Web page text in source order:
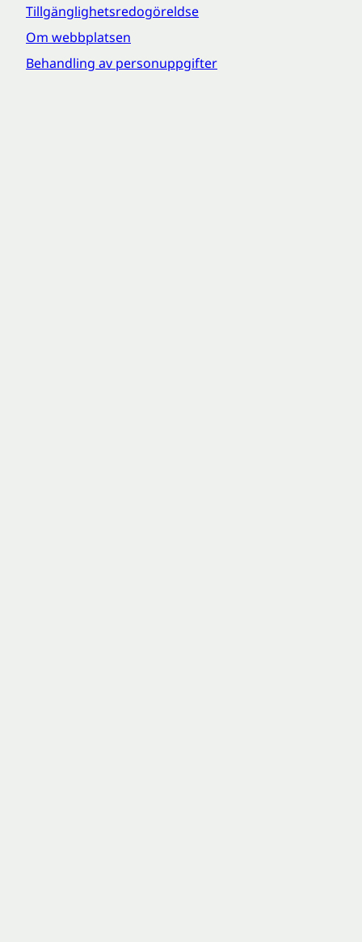
Tillgänglighetsredogöreldse
Om webbplatsen
Behandling av personuppgifter